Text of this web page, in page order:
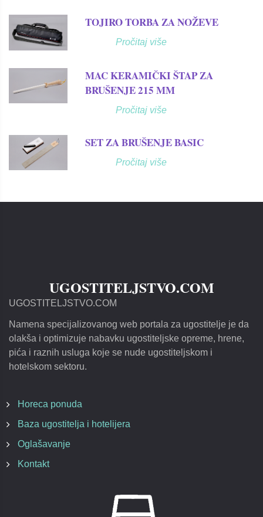
TOJIRO TORBA ZA NOŽEVE
Pročitaj više
MAC KERAMIČKI ŠTAP ZA
BRUŠENJE 215 MM
Pročitaj više
SET ZA BRUŠENJE BASIC
Pročitaj više
UGOSTITELJSTVO.COM
UGOSTITELJSTVO.COM
Namena specijalizovanog web portala za ugostitelje je da
olakša i optimizuje nabavku ugostiteljske opreme, hrene,
pića i raznih usluga koje se nude ugostiteljskom i
hotelskom sektoru.
Horeca ponuda
Baza ugostitelja i hotelijera
Oglašavanje
Kontakt